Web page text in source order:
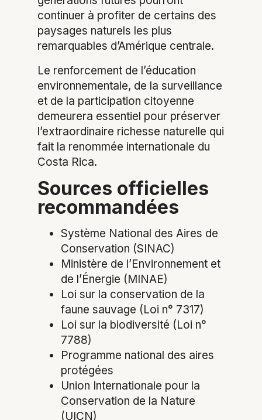
continuer à profiter de certains des
paysages naturels les plus
remarquables d’Amérique centrale.
Le renforcement de l’éducation
environnementale, de la surveillance
et de la participation citoyenne
demeurera essentiel pour préserver
l’extraordinaire richesse naturelle qui
fait la renommée internationale du
Costa Rica.
Sources officielles
recommandées
Système National des Aires de
Conservation (SINAC)
Ministère de l’Environnement et
de l’Énergie (MINAE)
Loi sur la conservation de la
faune sauvage (Loi n° 7317)
Loi sur la biodiversité (Loi n°
7788)
Programme national des aires
protégées
Union Internationale pour la
Conservation de la Nature
(UICN)